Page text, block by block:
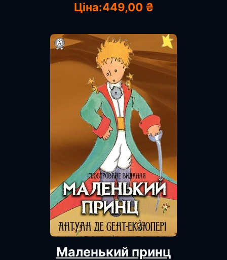
Ціна:449,00 ₴
Маленький принц